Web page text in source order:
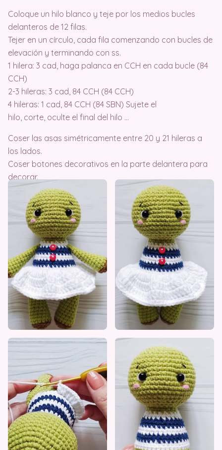
Coloque un hilo blanco y teje por los medios bucles
delanteros de 12 filas.
Tejer en un círculo, cada fila comenzando con bucles de
elevación y terminando con ss.
1 hilera: 3 cad, haga palanca en CCH en cada bucle (84
CCH)
2-3 hileras: 3 cad, 84 CCH (84 CCH)
4 hileras: 1 cad, 84 CCH (84 SBN) Sujete el
hilo, corte, oculte el final del hilo …
Coser las asas simétricamente entre 20 y 21 hileras a
los lados.
Coser botones decorativos en la parte delantera para
decorar.